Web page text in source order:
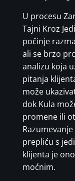
U procesu
Tajni Kroz
počinje
ali se brzo
analizu koja
pitanja
može
dok Kula
promene ili
prepliću s
klijenta je
moćnim.